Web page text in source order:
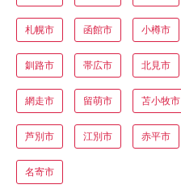
札幌市 函館市 小樽市
釧路市 帯広市 北見市
網走市 留萌市 苫小牧市
芦別市 江別市 赤平市
名寄市